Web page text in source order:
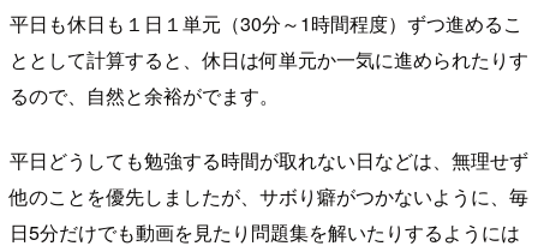
平日も休日も１日１単元（30分～1時間程度）ずつ進めるこ
ととして計算すると、休日は何単元か一気に進められたりす
るので、自然と余裕がでます。
平日どうしても勉強する時間が取れない日などは、無理せず
他のことを優先しましたが、サボり癖がつかないように、毎
日5分だけでも動画を見たり問題集を解いたりするようには